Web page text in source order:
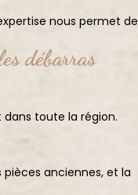
nous permet de
débarras
toute la région.
anciennes, et la